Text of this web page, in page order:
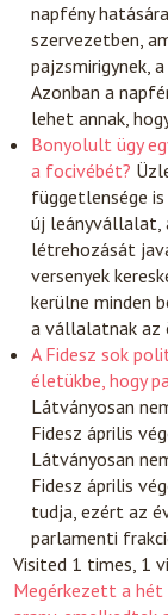
napfény
szervezetben,
pajzsmirigynek,
Azonban a
lehet annak,
Bonyolult ügy
a focivébét?
függetlensége
új leányvállalat,
létrehozását
versenyek
kerülne minden
a vállalatnak
A Fidesz sok
életükbe, hogy
Látványosan
Fidesz április
Látványosan
Fidesz április
tudja, ezért az
parlamenti
Visited 1 times, 1
Megérkezett a